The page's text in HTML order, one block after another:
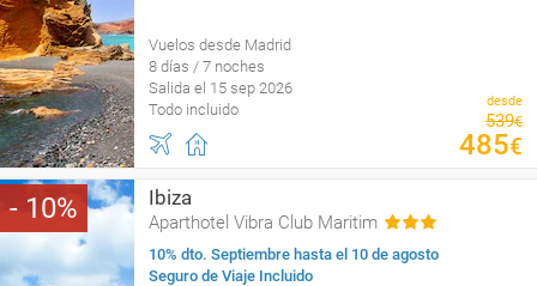
Vuelos desde Madrid
8 días / 7 noches
Salida el 15 sep 2026
Todo incluido
desde
539€
485€
10 Ibiza
Aparthotel Vibra Club Maritim
10% dto. Septiembre hasta el 10 de agosto
Seguro de Viaje Incluido